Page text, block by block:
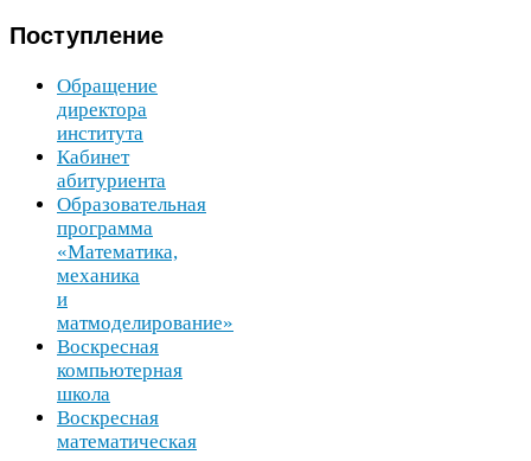
Поступление
Обращение
директора
института
Кабинет
абитуриента
Образовательная
программа
«Математика,
механика
и
матмоделирование»
Воскресная
компьютерная
школа
Воскресная
математическая